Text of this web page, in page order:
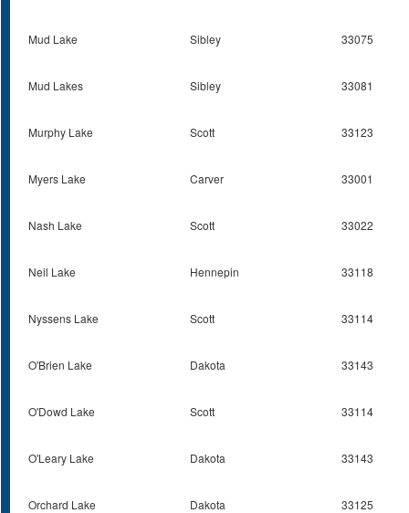
Mud Lake Sibley 33075
Mud Lakes Sibley 33081
Murphy Lake Scott 33123
Myers Lake Carver 33001
Nash Lake Scott 33022
Neil Lake Hennepin 33118
Nyssens Lake Scott 33114
O'Brien Lake Dakota 33143
O'Dowd Lake Scott 33114
O'Leary Lake Dakota 33143
Orchard Lake Dakota 33125